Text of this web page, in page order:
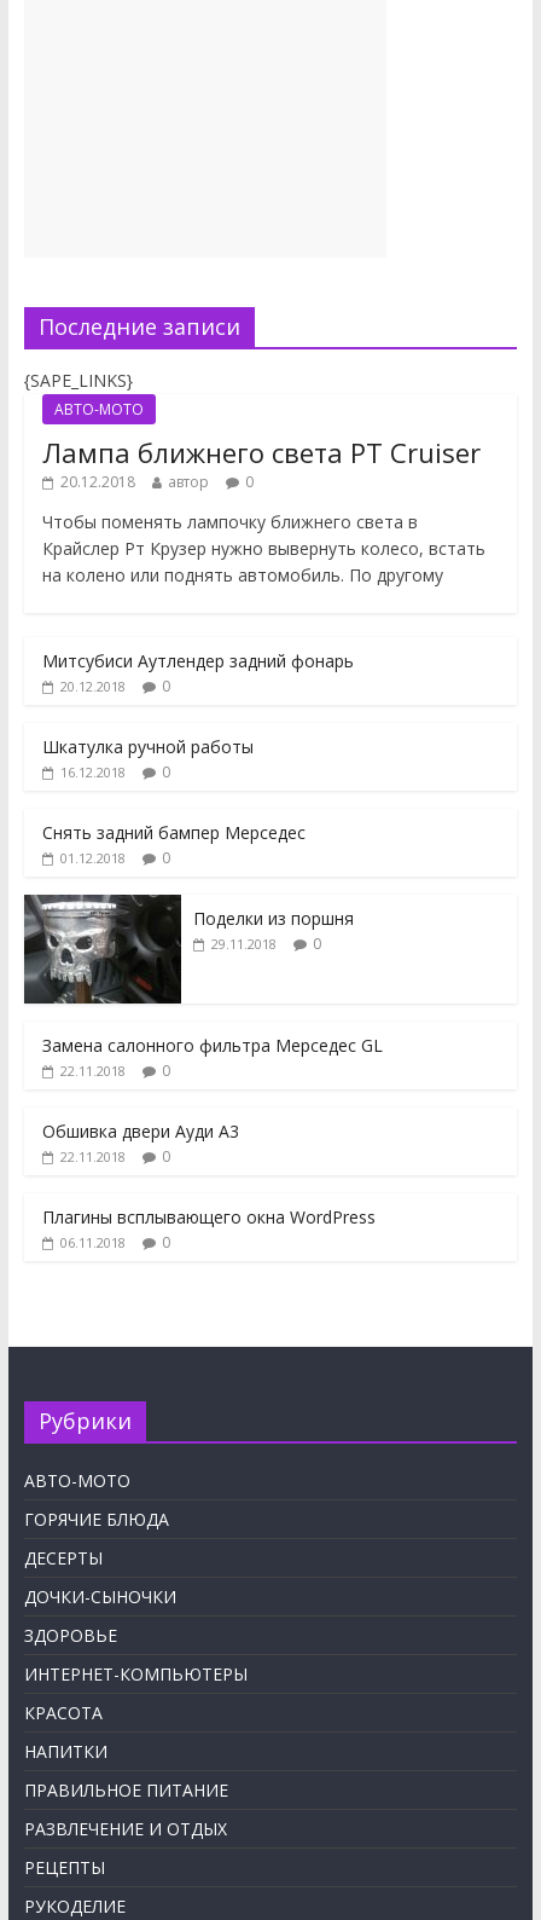
Последние записи
{SAPE_LINKS}
АВТО-МОТО
Лампа ближнего света PT Cruiser
20.12.2018 автор 0
Чтобы поменять лампочку ближнего света в
Крайслер Рт Крузер нужно вывернуть колесо, встать
на колено или поднять автомобиль. По другому
Митсубиси Аутлендер задний фонарь
20.12.2018 0
Шкатулка ручной работы
16.12.2018 0
Снять задний бампер Мерседес
01.12.2018 0
Поделки из поршня
29.11.2018 0
Замена салонного фильтра Мерседес GL
22.11.2018 0
Обшивка двери Ауди А3
22.11.2018 0
Плагины всплывающего окна WordPress
06.11.2018 0
Рубрики
АВТО-МОТО
ГОРЯЧИЕ БЛЮДА
ДЕСЕРТЫ
ДОЧКИ-СЫНОЧКИ
ЗДОРОВЬЕ
ИНТЕРНЕТ-КОМПЬЮТЕРЫ
КРАСОТА
НАПИТКИ
ПРАВИЛЬНОЕ ПИТАНИЕ
РАЗВЛЕЧЕНИЕ И ОТДЫХ
РЕЦЕПТЫ
РУКОДЕЛИЕ